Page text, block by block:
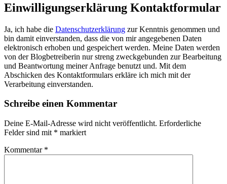
Einwilligungserklärung Kontaktformular
Ja, ich habe die Datenschutzerklärung zur Kenntnis genommen und
bin damit einverstanden, dass die von mir angegebenen Daten
elektronisch erhoben und gespeichert werden. Meine Daten werden
von der Blogbetreiberin nur streng zweckgebunden zur Bearbeitung
und Beantwortung meiner Anfrage benutzt und. Mit dem
Abschicken des Kontaktformulars erkläre ich mich mit der
Verarbeitung einverstanden.
Schreibe einen Kommentar
Deine E-Mail-Adresse wird nicht veröffentlicht. Erforderliche
Felder sind mit * markiert
Kommentar *